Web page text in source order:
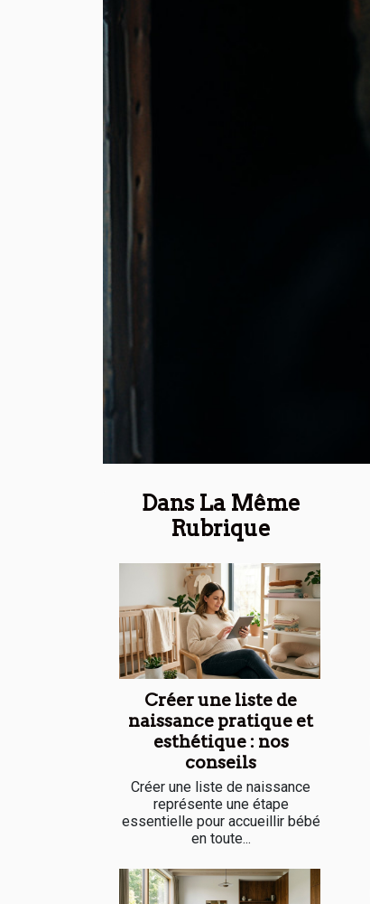
Dans La Même
Rubrique
Créer une liste de
naissance pratique et
esthétique : nos
conseils
Créer une liste de naissance
représente une étape
essentielle pour accueillir bébé
en toute...